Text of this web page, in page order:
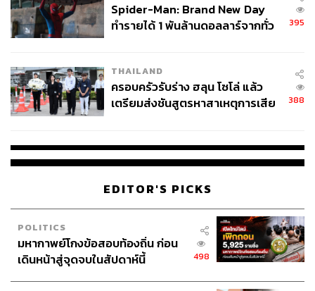
Spider-Man: Brand New Day
ทำรายได้ 1 พันล้านดอลลาร์จากทั่ว
395
THAILAND
ครอบครัวรับร่าง ฮลุน โซโล่ แล้ว
เตรียมส่งชันสูตรหาสาเหตุการเสีย
388
EDITOR'S PICKS
POLITICS
มหากาพย์โกงข้อสอบท้องถิ่น ก่อน
เดินหน้าสู่จุดจบในสัปดาห์นี้
498